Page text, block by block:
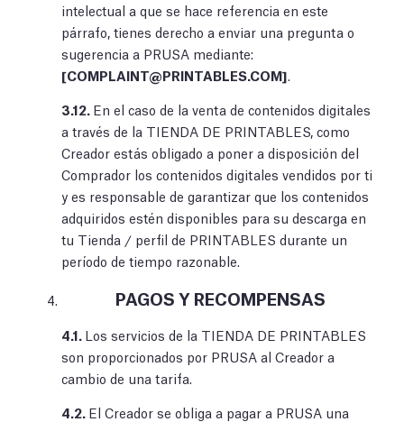
intelectual a que se hace referencia en este
párrafo, tienes derecho a enviar una pregunta o
sugerencia a PRUSA mediante:
[COMPLAINT@PRINTABLES.COM].
3.12. En el caso de la venta de contenidos digitales
a través de la TIENDA DE PRINTABLES, como
Creador estás obligado a poner a disposición del
Comprador los contenidos digitales vendidos por ti
y es responsable de garantizar que los contenidos
adquiridos estén disponibles para su descarga en
tu Tienda / perfil de PRINTABLES durante un
período de tiempo razonable.
PAGOS Y RECOMPENSAS
4.1. Los servicios de la TIENDA DE PRINTABLES
son proporcionados por PRUSA al Creador a
cambio de una tarifa.
4.2. El Creador se obliga a pagar a PRUSA una